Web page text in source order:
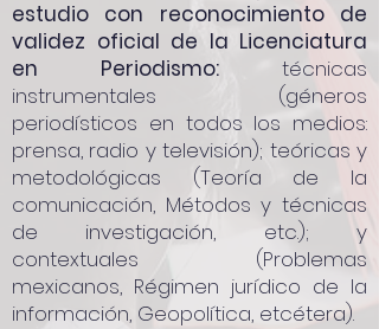
estudio con reconocimiento de
validez oficial de la Licenciatura
en Periodismo: técnicas
instrumentales (géneros
periodísticos en todos los medios:
prensa, radio y televisión); teóricas y
metodológicas (Teoría de la
comunicación, Métodos y técnicas
de investigación, etc.); y
contextuales (Problemas
mexicanos, Régimen jurídico de la
información, Geopolítica, etcétera).